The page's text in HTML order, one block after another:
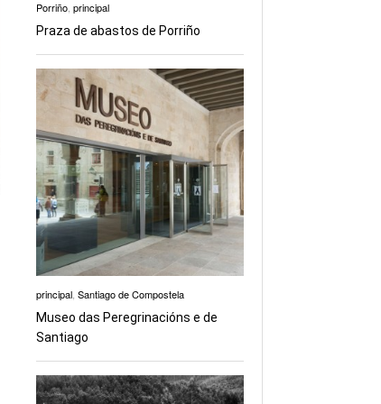
Porriño principal
Praza de abastos de Porriño
principal Santiago de Compostela
Museo das Peregrinacións e de
Santiago